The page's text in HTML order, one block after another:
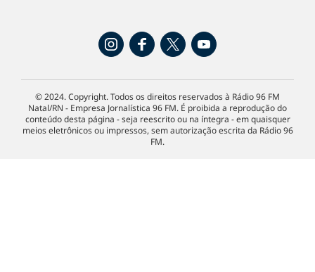
© 2024. Copyright. Todos os direitos reservados à Rádio 96 FM
Natal/RN - Empresa Jornalística 96 FM. É proibida a reprodução do
conteúdo desta página - seja reescrito ou na íntegra - em quaisquer
meios eletrônicos ou impressos, sem autorização escrita da Rádio 96
FM.